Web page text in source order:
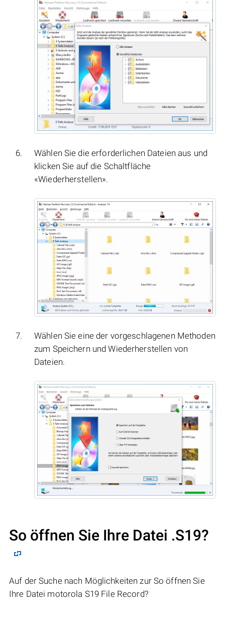
Wählen Sie die erforderlichen Dateien aus und
klicken Sie auf die Schaltfläche
«Wiederherstellen».
Wählen Sie eine der vorgeschlagenen Methoden
zum Speichern und Wiederherstellen von
Dateien.
So öffnen Sie Ihre Datei .S19?
Auf der Suche nach Möglichkeiten zur So öffnen Sie
Ihre Datei motorola S19 File Record?